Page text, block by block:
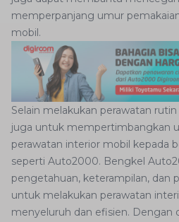
memperpanjang umur
mobil.
Selain melakukan perawatan
juga untuk mempertimbangkan
perawatan interior mobil kepada
seperti Auto2000. Bengkel
pengetahuan, keterampilan, dan
untuk melakukan perawatan
menyeluruh dan efisien. Dengan